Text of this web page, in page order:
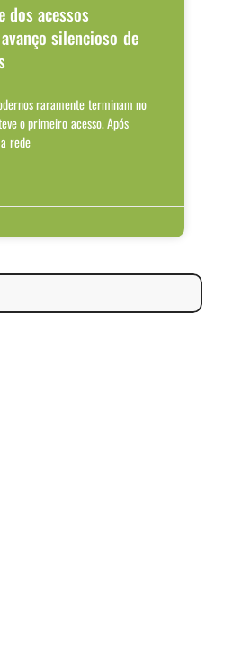
dos acessos
silencioso de
raramente terminam no
o primeiro acesso. Após
rede